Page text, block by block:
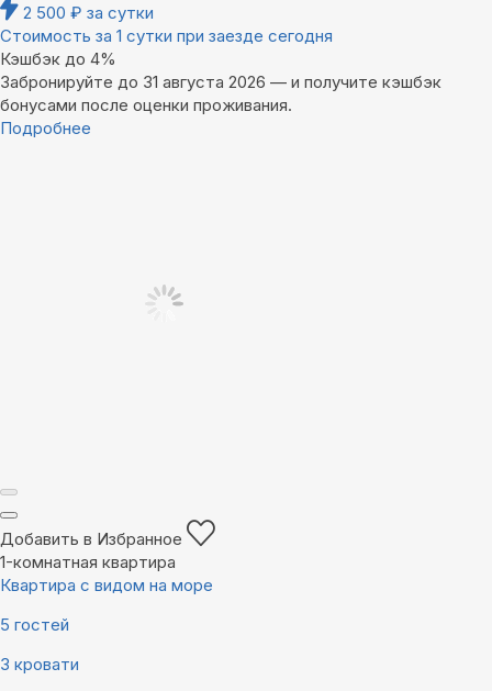
2 500 ₽ за сутки
Стоимость за 1 сутки при заезде сегодня
Кэшбэк до 4%
Забронируйте до 31 августа 2026 — и получите кэшбэк
бонусами после оценки проживания.
Подробнее
Добавить в Избранное
1-комнатная квартира
Квартира с видом на море
5 гостей
3 кровати